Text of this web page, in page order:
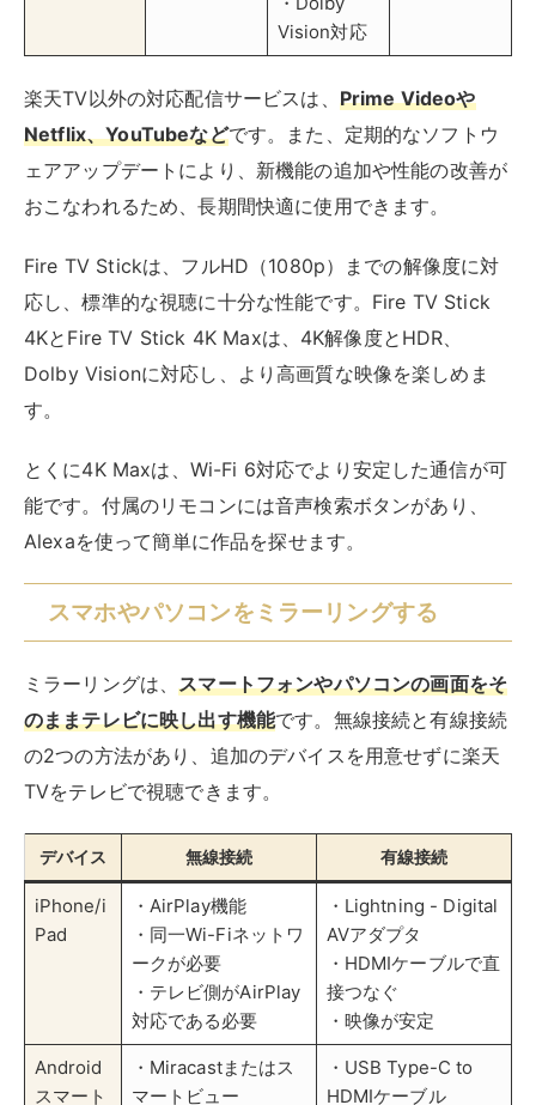
Dolby Visionに対応し、より高画質な映像を楽しめま
す。
とくに4K Maxは、Wi-Fi 6対応でより安定した通信が可
能です。付属のリモコンには音声検索ボタンがあり、
Alexaを使って簡単に作品を探せます。
スマホやパソコンをミラーリングする
ミラーリングは、スマートフォンやパソコンの画面をそ
のままテレビに映し出す機能 です。無線接続と有線接続
の2つの方法があり、追加のデバイスを用意せずに楽天
デバイス 無線接続 有線接続
iPhone/i
Pad
・AirPlay機能
・同一Wi-Fiネットワ
ークが必要
・テレビ側がAirPlay
対応である必要
・Lightning - Digital
AVアダプタ
・HDMIケーブルで直
接つなぐ
・映像が安定
Android
スマート
・Miracastまたはス
マートビュー
ークが必要
・テレビ側の対応が
・USB Type-C to
HDMIケーブル
パソコン
・Wi-Fi経由のミラー
リング
・同一ネットワーク
環境が必要
・環境による遅延の
可能性
・HDMIケーブルで直
接つなぐ
・安定した接続
・配線が必要